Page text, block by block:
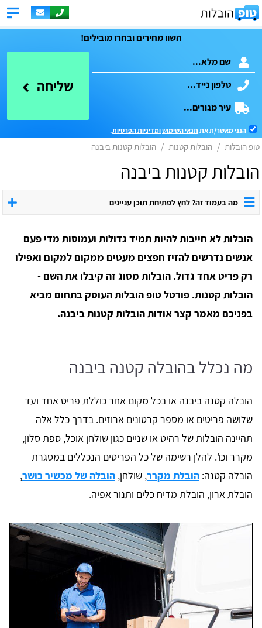
השוו מחירים ובחרו מובילים!
שליחה
הנני מאשר/ת את תנאי השימושומדיניות הפרטיות.
טופ הובלות הובלות קטנות הובלות קטנות ביבנה
הובלות קטנות ביבנה
מה בעמוד זה? לחץ לפתיחת תוכן עניינים
הובלות לא חייבות להיות תמיד גדולות ועמוסות מדי פעם
אנשים נדרשים להזיז חפצים מעטים ממקום למקום ואפילו
רק פריט אחד גדול. הובלות מסוג זה קיבלו את השם -
הובלות קטנות. פורטל טופ הובלות העוסק בתחום מביא
בפניכם מאמר קצר אודות הובלות קטנות ביבנה.
מה נכלל בהובלה קטנה ביבנה
הובלה קטנה ביבנה או בכל מקום אחר כוללת פריט אחד ועד
שלושה פריטים או מספר קרטונים ארוזים. בדרך כלל אלה
תהיינה הובלות של רהיט או שניים כגון שולחן אוכל, ספת סלון,
מקרר וכו'. להלן רשימה של כל הפריטים הנכללים במסגרת
הובלה קטנה: הובלת מקרר, שולחן, הובלה של מכשיר כושר,
הובלת ארון, הובלת מדיח כלים ותנור אפיה.